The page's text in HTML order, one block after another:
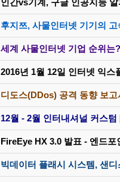
인간vs기계, 구글 인공지능
후지쯔, 사물인터넷 기기의
세계 사물인터넷 기업 순위
2016년 1월 12일 인터넷 익스
디도스(DDos) 공격 동향 보
12월 - 2월 인터내셔널 커스
FireEye HX 3.0 발표 - 엔드포
빅데이터 플래시 시스템, 샌